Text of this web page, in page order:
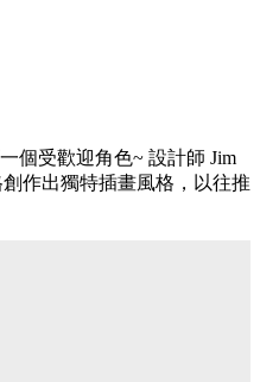
個受歡迎角色~ 設計師 Jim
作出獨特插畫風格，以往推